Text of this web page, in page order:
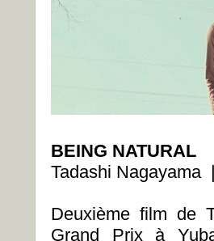
BEING NATURAL
Tadashi
Deuxième film de
Grand Prix à